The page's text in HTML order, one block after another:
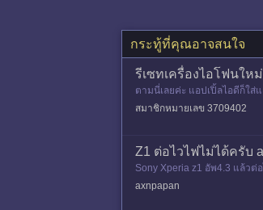
กระทู้ที่คุณอาจสนใจ
รีเซทเครื่องไอโฟนใ
ตามนี่เลยค่ะ แอปเปิ้ลไอดีก็ใส่
สมาชิกหมายเลข 3709402
Z1 ต่อไวไฟไม่ได้ครับ
Sony Xperia z1 อัพ4.3 แล้ว
problem (ปกต
axnpapan